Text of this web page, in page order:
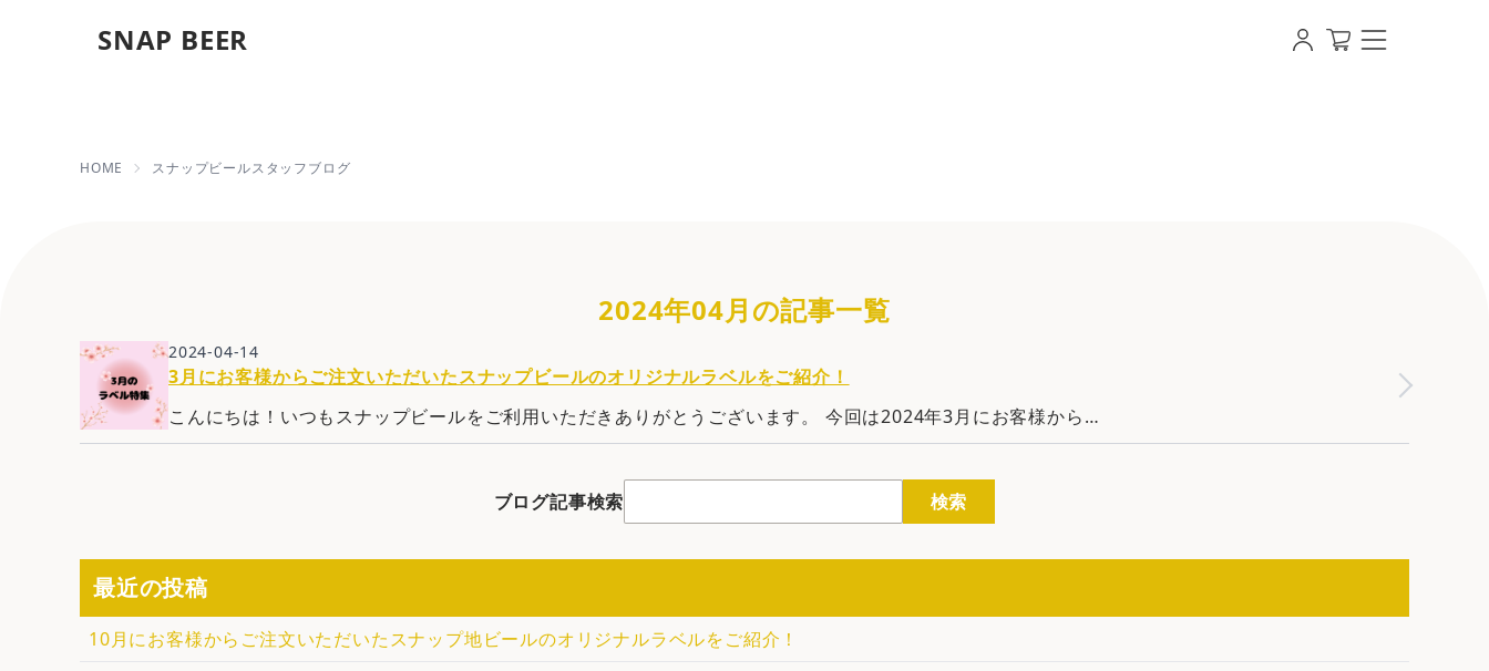
SNAP BEER
HOME スナップビールスタッフブログ
2024年04月の記事一覧
2024-04-14
3月にお客様からご注文いただいたスナップビールのオリジナルラベルをご紹介！
こんにちは！いつもスナップビールをご利用いただきありがとうございます。 今回は2024年3月にお客様から…
ブログ記事検索 検索
最近の投稿
10月にお客様からご注文いただいたスナップ地ビールのオリジナルラベルをご紹介！